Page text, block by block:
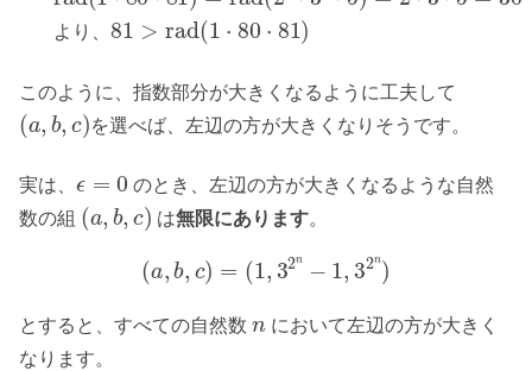
より、 81 (1⋅80⋅81 )
このように、指数部分が大きくなるように工夫して
(a b, ) を選べば、左辺の方が大きくなりそうです。
実は、
のとき、左辺の方が大きくなるような自然
数の組 ( b ) は無限にあります。
( ,b c 1,3 2n− 3 2n)
とすると、すべての自然数
において左辺の方が大きく
なります。